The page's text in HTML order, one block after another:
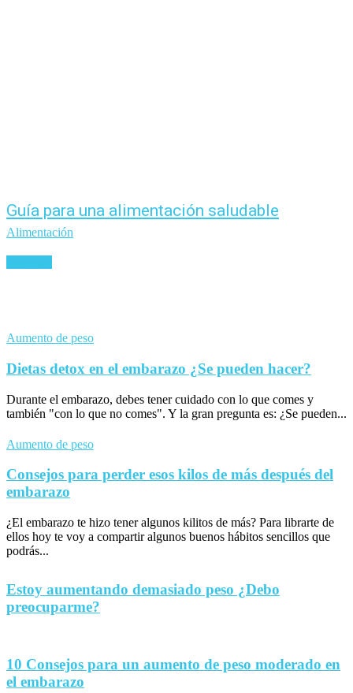
Guía para una alimentación saludable
Alimentación
Aumento de peso
Dietas detox en el embarazo ¿Se pueden hacer?
Durante el embarazo, debes tener cuidado con lo que comes y
también "con lo que no comes". Y la gran pregunta es: ¿Se pueden...
Aumento de peso
Consejos para perder esos kilos de más después del
embarazo
¿El embarazo te hizo tener algunos kilitos de más? Para librarte de
ellos hoy te voy a compartir algunos buenos hábitos sencillos que
podrás...
Estoy aumentando demasiado peso ¿Debo
preocuparme?
10 Consejos para un aumento de peso moderado en
el embarazo